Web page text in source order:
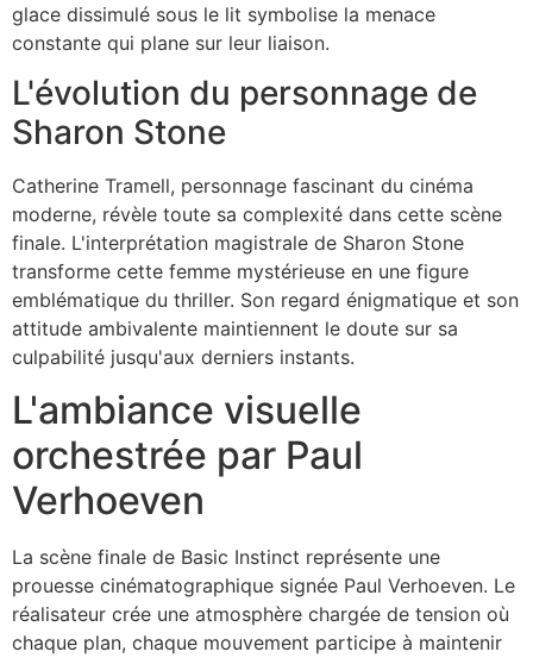
glace dissimulé sous le lit symbolise la menace
constante qui plane sur leur liaison.
L'évolution du personnage de
Sharon Stone
Catherine Tramell, personnage fascinant du cinéma
moderne, révèle toute sa complexité dans cette scène
finale. L'interprétation magistrale de Sharon Stone
transforme cette femme mystérieuse en une figure
emblématique du thriller. Son regard énigmatique et son
attitude ambivalente maintiennent le doute sur sa
culpabilité jusqu'aux derniers instants.
L'ambiance visuelle
orchestrée par Paul
Verhoeven
La scène finale de Basic Instinct représente une
prouesse cinématographique signée Paul Verhoeven. Le
réalisateur crée une atmosphère chargée de tension où
chaque plan, chaque mouvement participe à maintenir